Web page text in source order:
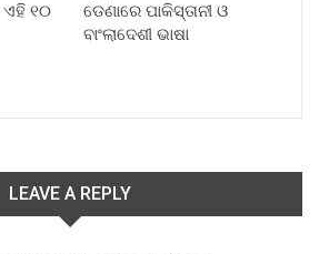
ଏହି ୧୦
ଡେଣାରେ ପାକିସ୍ତାନୀ ଓ
ବାଂଲାଦେଶୀ ଭାଷା
LEAVE A REPLY